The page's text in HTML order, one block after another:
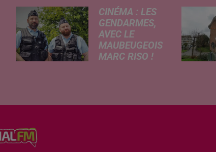
CINÉMA : LES
GENDARMES,
AVEC LE
MAUBEUGEOIS
MARC RISO !
de la célèbre bande